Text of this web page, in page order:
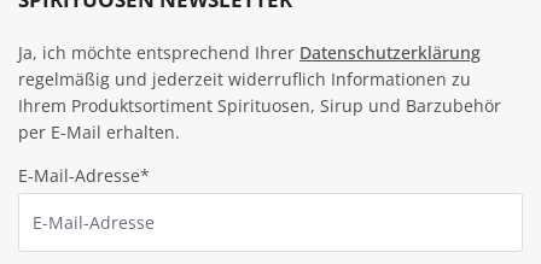
Ja, ich möchte entsprechend Ihrer Datenschutzerklärung
regelmäßig und jederzeit widerruflich Informationen zu
Ihrem Produktsortiment Spirituosen, Sirup und Barzubehör
per E-Mail erhalten.
E-Mail-Adresse*